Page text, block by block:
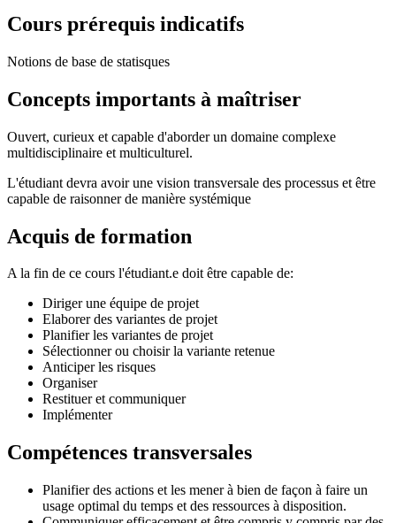
Cours prérequis indicatifs
Notions de base de statisques
Concepts importants à maîtriser
Ouvert, curieux et capable d'aborder un domaine complexe
multidisciplinaire et multiculturel.
L'étudiant devra avoir une vision transversale des processus et être
capable de raisonner de manière systémique
Acquis de formation
A la fin de ce cours l'étudiant.e doit être capable de:
Diriger une équipe de projet
Elaborer des variantes de projet
Planifier les variantes de projet
Sélectionner ou choisir la variante retenue
Anticiper les risques
Organiser
Restituer et communiquer
Implémenter
Compétences transversales
Planifier des actions et les mener à bien de façon à faire un
usage optimal du temps et des ressources à disposition.